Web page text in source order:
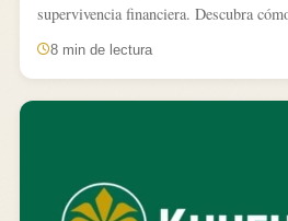
supervivencia financiera. Descubra
8 min de lectura